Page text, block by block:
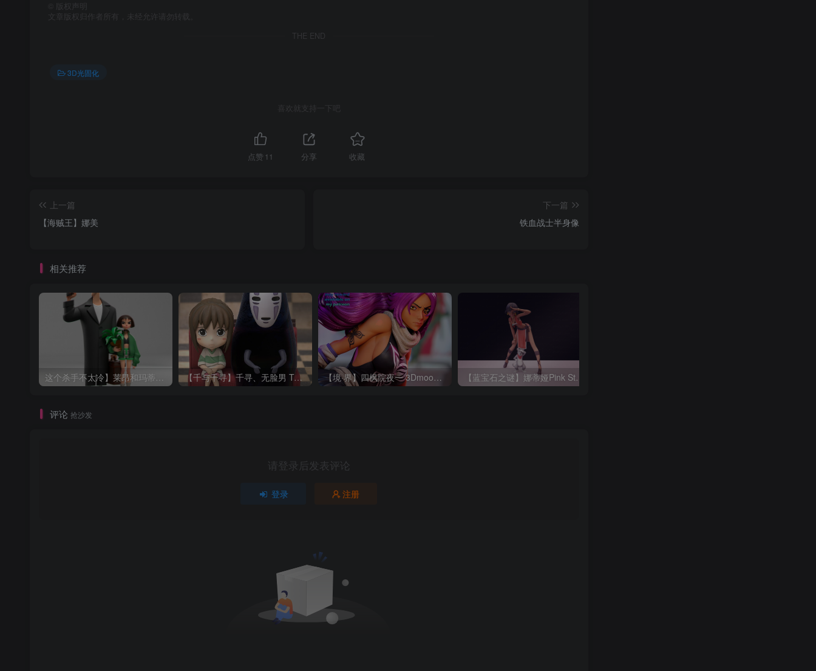
版权声明
文章版权归作者所有，未经允许请勿转载。
THE END
3D光固化
喜欢就支持一下吧
点赞 11 分享 收藏
上一篇
【海贼王】娜美
下一篇
铁血战士半身像
相关推荐
【千与千寻】千寻、无脸男 TanukiFigures 2025 02 Chihiro_Chibi 【境·界】四枫院夜一 3Dmoonn Yoruichi NSFW 【蓝宝石之谜】娜蒂娅Pink Studio_Nadia_@stl_zone
评论 抢沙发
请登录后发表评论
登录 注册